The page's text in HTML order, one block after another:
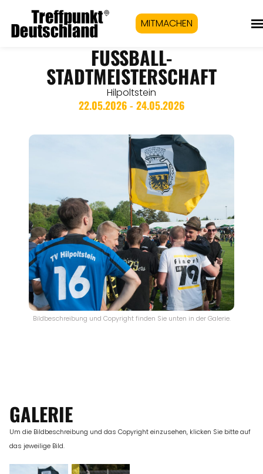
MITMACHEN
FUSSBALL-S
TADTMEISTERSCHAFT
Hilpoltstein
22.05.2026 - 24.05.2026
Bildbeschreibung und Copyright finden Sie unten in der Galerie.
GALERIE
Um die Bildbeschreibung und das Copyright einzusehen, klicken Sie bitte auf
das jeweilige Bild.